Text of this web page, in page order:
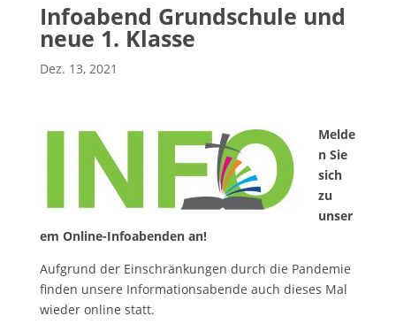
Infoabend Grundschule und
neue 1. Klasse
Dez. 13, 2021
Melde
n Sie
sich
zu
unser
em Online-Infoabenden an!
Aufgrund der Einschränkungen durch die Pandemie
finden unsere Informationsabende auch dieses Mal
wieder online statt.